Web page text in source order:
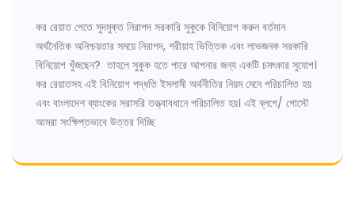
কর রেয়াত পেতে সুদমুক্ত নিরাপদ সরকারি সুকুকে বিনিয়োগ করুন বর্তমান
অর্থনৈতিক অনিশ্চয়তার সময়ে নিরাপদ, শরীয়াহ ভিত্তিক এবং লাভজনক সরকারি
বিনিয়োগ খুঁজছেন? তাহলে সুকুক হতে পারে আপনার জন্য একটি চমৎকার সুযোগ।
কর রেয়াতসহ এই বিনিয়োগ পদ্ধতি ইসলামী অর্থনীতির নিয়ম মেনে পরিচালিত হয়
এবং বাংলাদেশ ব্যাংকের সরাসরি তত্ত্বাবধানে পরিচালিত হয়। এই ব্লগে/ পোস্টে
আমরা সংক্ষিপ্তভাবে উত্তর দিচ্ছি